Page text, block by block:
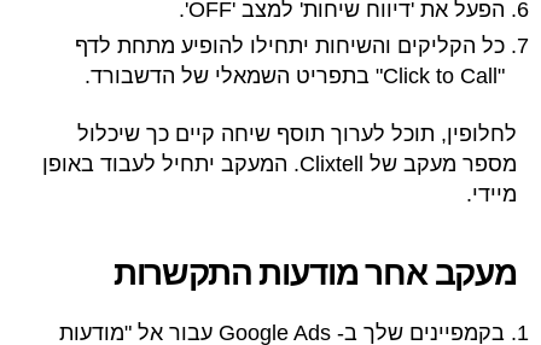
הפעל את 'דיווח שיחות' למצב 'OFF'.
כל הקליקים והשיחות יתחילו להופיע מתחת לדף
"Click to Call" בתפריט השמאלי של הדשבורד.
לחלופין, תוכל לערוך תוסף שיחה קיים כך שיכלול
מספר מעקב של Clixtell. המעקב יתחיל לעבוד באופן
מיידי.
מעקב אחר מודעות התקשרות
בקמפיינים שלך ב- Google Ads עבור אל "מודעות